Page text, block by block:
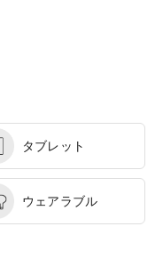
タブレット
ウェアラブル